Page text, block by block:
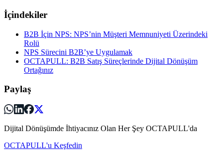
İçindekiler
B2B İçin NPS: NPS’nin Müşteri Memnuniyeti Üzerindeki
Rolü
NPS Sürecini B2B’ye Uygulamak
OCTAPULL: B2B Satış Süreçlerinde Dijital Dönüşüm
Ortağınız
Paylaş
Dijital Dönüşümde İhtiyacınız Olan Her Şey OCTAPULL'da
OCTAPULL'u Keşfedin